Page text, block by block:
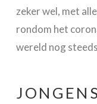
zeker wel, met
rondom het
wereld nog